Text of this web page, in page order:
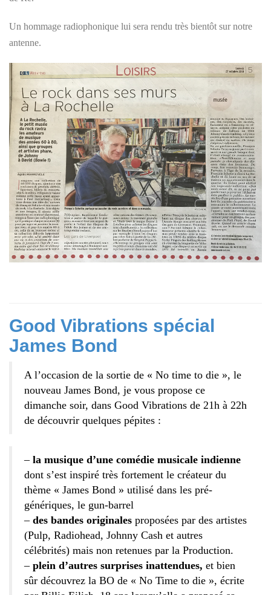
Un hommage radiophonique lui sera rendu très bientôt sur notre
antenne.
Good Vibrations spécial
James Bond
A l’occasion de la sortie de « No time to die », le
nouveau James Bond, je vous propose ce
dimanche soir, dans Good Vibrations de 21h à 22h
de découvrir quelques pépites :
– la musique d’une comédie musicale indienne
dont s’est inspiré très fortement le créateur du
thème « James Bond » utilisé dans les pré-
génériques, le gun-barrel
– des bandes originales proposées par des artistes
(Pulp, Radiohead, Johnny Cash et autres
célébrités) mais non retenues par la Production.
– plein d’autres surprises inattendues, et bien
sûr découvrez la BO de « No Time to die », écrite